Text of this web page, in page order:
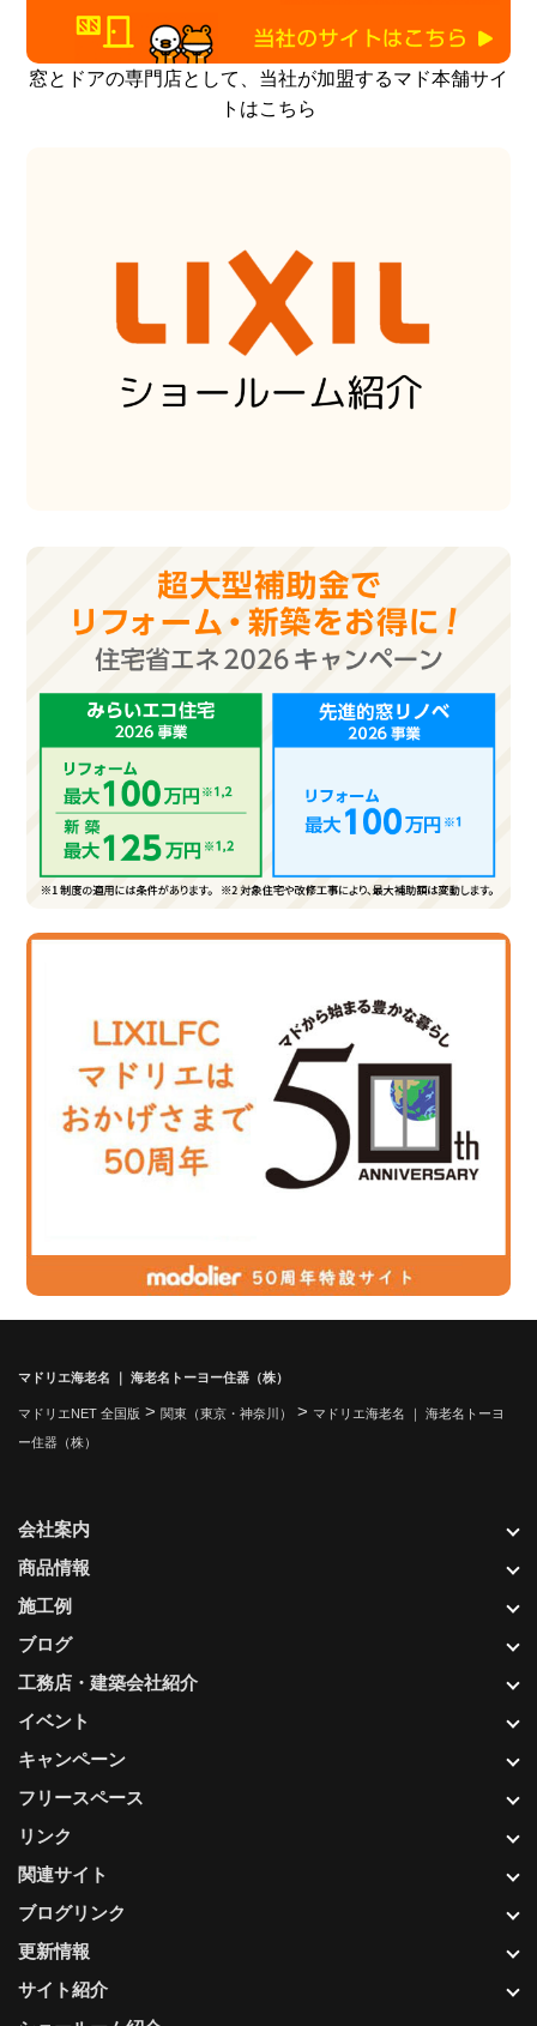
窓とドアの専門店として、当社が加盟するマド本舗サイ
トはこちら
マドリエ海老名 ｜ 海老名トーヨー住器（株）
マドリエNET 全国版 > 関東（東京・神奈川） > マドリエ海老名 ｜ 海老名トーヨ
ー住器（株）
更新情報
サイト紹介
会社案内
商品情報
施工例
ブログ
工務店・建築会社紹介
イベント
キャンペーン
フリースペース
リンク
関連サイト
ブログリンク